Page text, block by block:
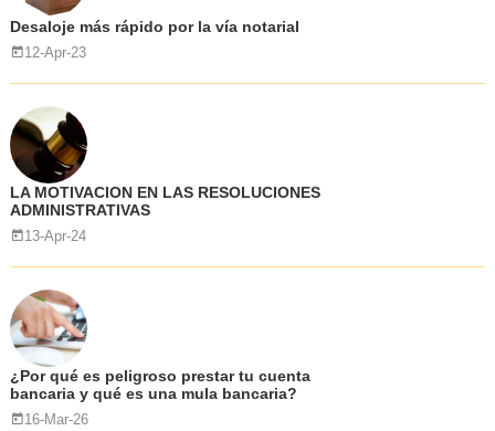
Desaloje más rápido por la vía notarial
12-Apr-23
LA MOTIVACION EN LAS RESOLUCIONES
ADMINISTRATIVAS
13-Apr-24
¿Por qué es peligroso prestar tu cuenta
bancaria y qué es una mula bancaria?
16-Mar-26